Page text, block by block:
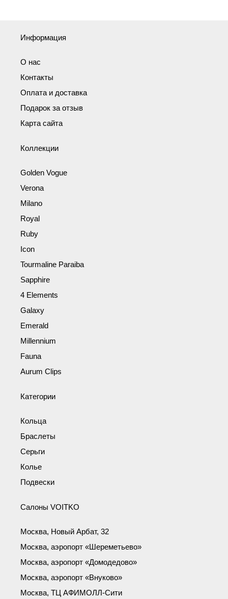
Информация
О нас
Контакты
Оплата и доставка
Подарок за отзыв
Карта сайта
Коллекции
Golden Vogue
Verona
Milano
Royal
Ruby
Icon
Tourmaline Paraiba
Sapphire
4 Elements
Galaxy
Emerald
Millennium
Fauna
Aurum Clips
Категории
Кольца
Браслеты
Серьги
Колье
Подвески
Салоны VOITKO
Москва, Новый Арбат, 32
Москва, аэропорт «Шереметьево»
Москва, аэропорт «Домодедово»
Москва, аэропорт «Внуково»
Москва, ТЦ АФИМОЛЛ-Сити